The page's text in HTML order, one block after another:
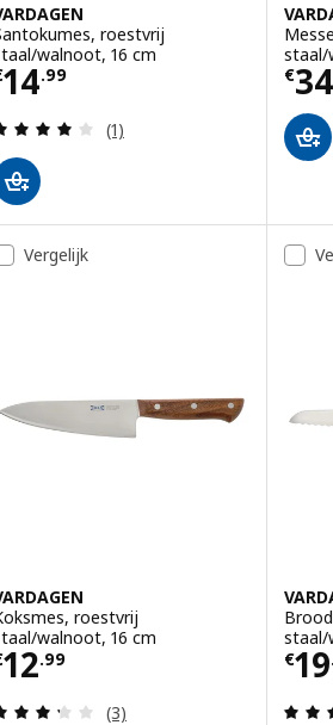
roestvrij
walnoot, 16 cm
14.99€ 14.99
Beoordeling: 4 van 5
(1)
staal/
€34
Vergelijk
roestvrij
walnoot, 16 cm
12.99€ 12.99
Beoordeling: 3.3 van 5
(3)
staal/
€19.